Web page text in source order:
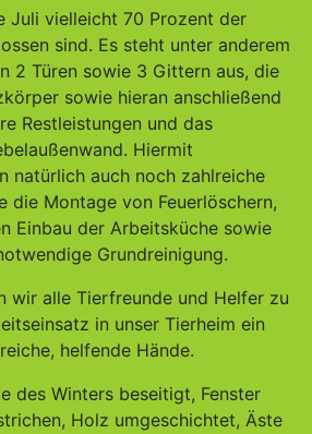
Juli vielleicht 70 Prozent der
sind. Es steht unter anderem
2 Türen sowie 3 Gittern aus, die
sowie hieran anschließend
Restleistungen und das
Hiermit
natürlich auch noch zahlreiche
die Montage von Feuerlöschern,
Einbau der Arbeitsküche sowie
Grundreinigung.
wir alle Tierfreunde und Helfer zu
in unser Tierheim ein
helfende Hände.
des Winters beseitigt, Fenster
Holz umgeschichtet, Äste